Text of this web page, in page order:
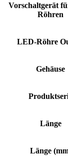
Vorschaltgerät
Röhren
LED-Röhre
Gehäuse
Länge
Länge